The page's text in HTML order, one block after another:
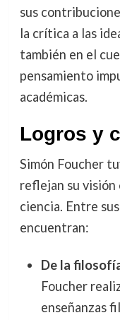
sus
la crítica a las
también en el
pensamiento
académicas.
Logros y
Simón Foucher
reflejan su
ciencia. Entre
encuentran:
De la
Foucher
enseñanzas